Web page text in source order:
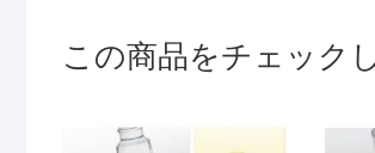
この商品をチェック